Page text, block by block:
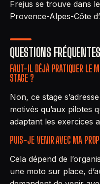
Frejus se trouve dans
Provence-Alpes-Côte
QUESTIONS FRÉQUENTES
FAUT-IL DÉJÀ PRATIQUER LE
STAGE ?
Non, ce stage
motivés qu’aux pilotes
adaptant les exercices
PUIS-JE VENIR AVEC MA
Cela dépend de
une moto sur place,